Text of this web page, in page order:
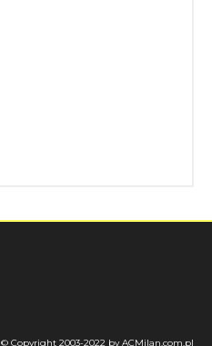
© Copyright 2003-2022 by ACMilan.com.pl